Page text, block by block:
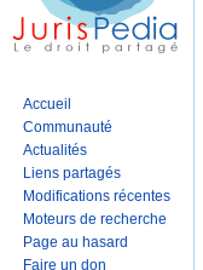
Accueil
Communauté
Actualités
Liens partagés
Modifications récentes
Moteurs de recherche
Page au hasard
Faire un don